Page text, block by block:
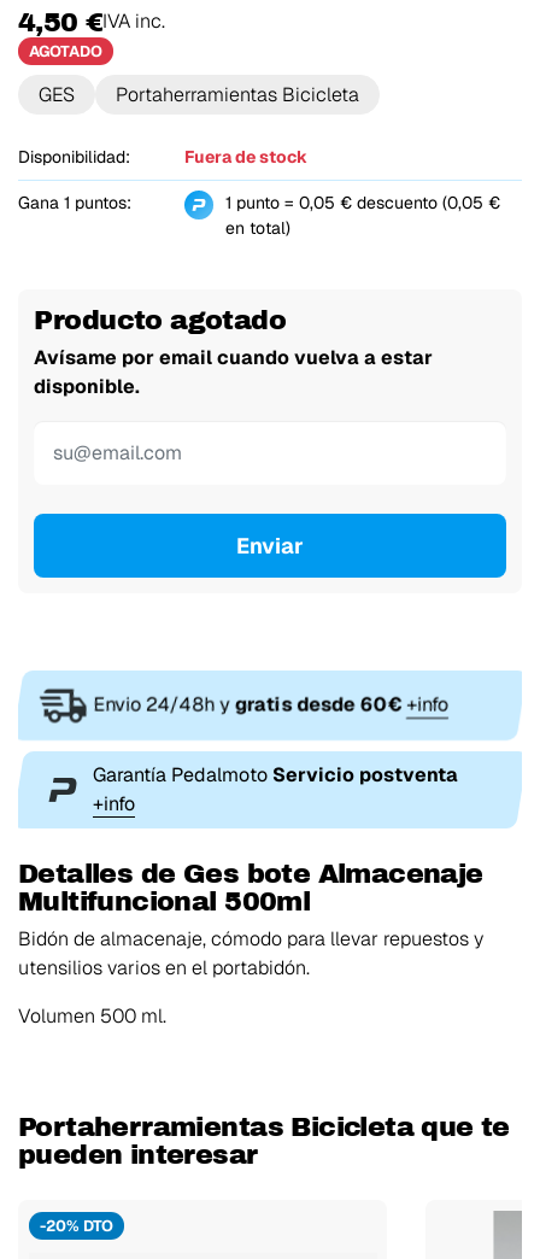
4,50 €IVA inc.
AGOTADO
GES Portaherramientas Bicicleta
Disponibilidad: Fuera de stock
Gana 1 puntos:
1 punto = 0,05 € descuento (0,05 €
en total)
Producto agotado
Avísame por email cuando vuelva a estar
disponible.
Enviar
Envio 24/48h ygratis desde 60€+info
Garantía Pedalmoto Servicio postventa
+info
Detalles de Ges bote Almacenaje
Multifuncional 500ml
Bidón de almacenaje, cómodo para llevar repuestos y
utensilios varios en el portabidón.
Volumen 500 ml.
Portaherramientas Bicicleta que te
pueden interesar
-20% DTO